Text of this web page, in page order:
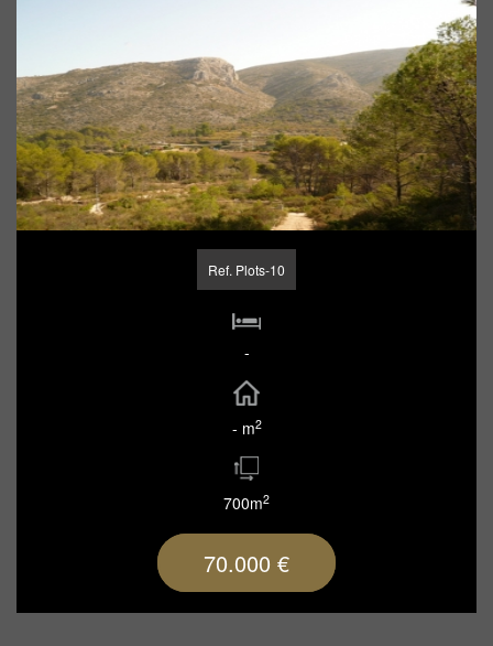
Ref. Plots-10
-
- m2
700m2
70.000 €